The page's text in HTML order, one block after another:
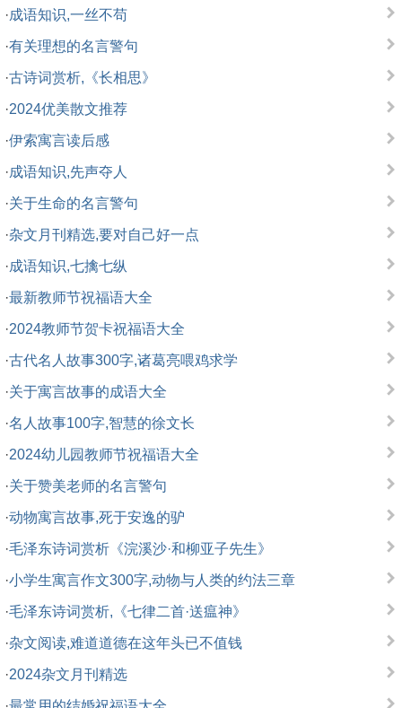
·成语知识,一丝不苟
·有关理想的名言警句
·古诗词赏析,《长相思》
·2024优美散文推荐
·伊索寓言读后感
·成语知识,先声夺人
·关于生命的名言警句
·杂文月刊精选,要对自己好一点
·成语知识,七擒七纵
·最新教师节祝福语大全
·2024教师节贺卡祝福语大全
·古代名人故事300字,诸葛亮喂鸡求学
·关于寓言故事的成语大全
·名人故事100字,智慧的徐文长
·2024幼儿园教师节祝福语大全
·关于赞美老师的名言警句
·动物寓言故事,死于安逸的驴
·毛泽东诗词赏析《浣溪沙·和柳亚子先生》
·小学生寓言作文300字,动物与人类的约法三章
·毛泽东诗词赏析,《七律二首·送瘟神》
·杂文阅读,难道道德在这年头已不值钱
·2024杂文月刊精选